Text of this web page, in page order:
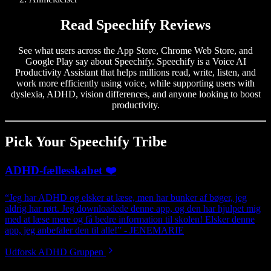
Read Speechify Reviews
See what users across the App Store, Chrome Web Store, and
Google Play say about Speechify. Speechify is a Voice AI
Productivity Assistant that helps millions read, write, listen, and
work more efficiently using voice, while supporting users with
dyslexia, ADHD, vision differences, and anyone looking to boost
productivity.
Pick Your Speechify Tribe
ADHD-fællesskabet ❤️
“Jeg har ADHD og elsker at læse, men har bunker af bøger, jeg
aldrig har rørt. Jeg downloadede denne app, og den har hjulpet mig
med at læse mere og få bedre information til skolen! Elsker denne
app, jeg anbefaler den til alle!” - JENEMARIE
Udforsk ADHD Gruppen